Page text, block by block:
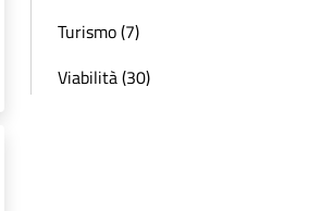
Turismo (7)
Viabilità (30)